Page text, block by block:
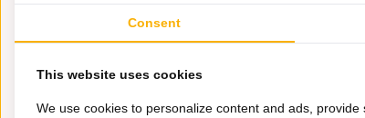
een
Consent
This website uses cookies
We use cookies to personalize content and ads,